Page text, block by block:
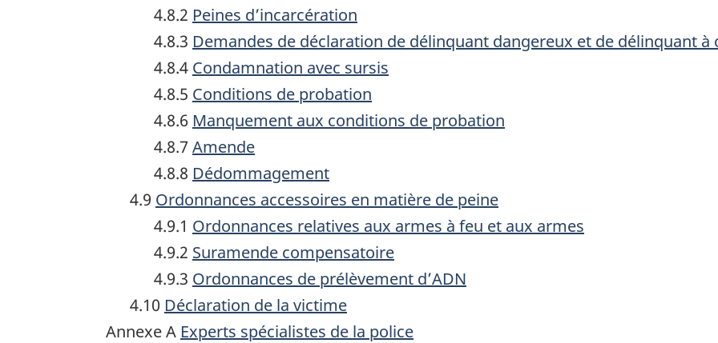
4.8.2 Peines d’incarcération
4.8.3 Demandes de déclaration de délinquant dangereux et de délinquant à
4.8.4 Condamnation avec sursis
4.8.5 Conditions de probation
4.8.6 Manquement aux conditions de probation
4.8.7 Amende
4.8.8 Dédommagement
4.9 Ordonnances accessoires en matière de peine
4.9.1 Ordonnances relatives aux armes à feu et aux armes
4.9.2 Suramende compensatoire
4.9.3 Ordonnances de prélèvement d’ADN
4.10 Déclaration de la victime
Annexe A Experts spécialistes de la police